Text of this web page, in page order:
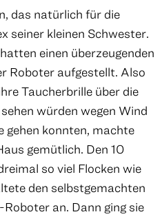
das natürlich für die
seiner kleinen Schwester.
einen überzeugenden
Roboter aufgestellt. Also
Taucherbrille über die
würden wegen Wind
gehen konnten, machte
gemütlich. Den 10
so viel Flocken wie
den selbstgemachten
an. Dann ging sie